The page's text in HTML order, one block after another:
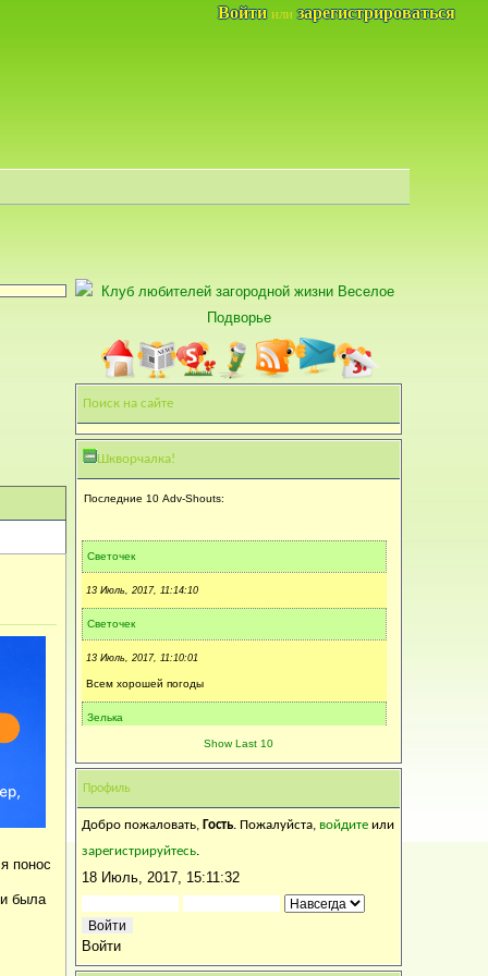
Войти или зарегистрироваться
понос
была
Поиск на сайте
Шкворчалка!
Последние 10 Adv-Shouts:
Светочек
13 Июль, 2017, 11:14:10
Светочек
13 Июль, 2017, 11:10:01
Всем хорошей погоды
Зелька
Svetik
05 Июль, 2017, 10:22:31
Спаси Господи..., завтра в 11.30 отпевание.
04 Июль, 2017, 15:31:14
Искренне соболезную...Царствие ей Небесное...
Show Last 10
Профиль
Добро пожаловать, Гость. Пожалуйста, войдите или
зарегистрируйтесь.
18 Июль, 2017, 15:11:32
Войти